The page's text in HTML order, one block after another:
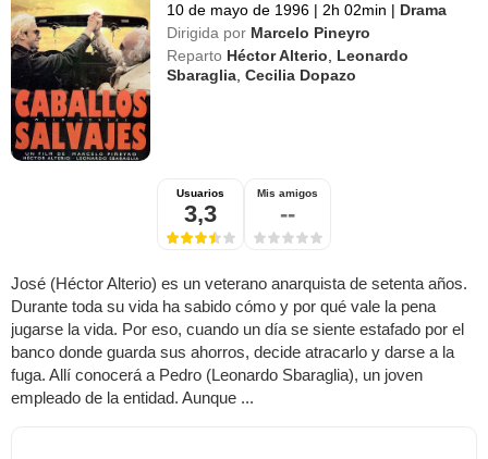
10 de mayo de 1996 | 2h 02min | Drama
Dirigida por Marcelo Pineyro
Reparto Héctor Alterio
Leonardo
Sbaraglia ,Cecilia Dopazo
Usuarios
3,3
Mis amigos
--
José (Héctor Alterio) es un veterano anarquista de setenta años.
Durante toda su vida ha sabido cómo y por qué vale la pena
jugarse la vida. Por eso, cuando un día se siente estafado por el
banco donde guarda sus ahorros, decide atracarlo y darse a la
fuga. Allí conocerá a Pedro (Leonardo Sbaraglia), un joven
empleado de la entidad. Aunque ...